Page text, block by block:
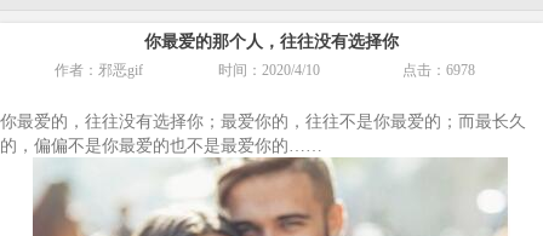
你最爱的那个人，往往没有选择你
作者：邪恶gif 时间：2020/4/10 点击：6978
你最爱的，往往没有选择你；最爱你的，往往不是你最爱的；而最长久
的，偏偏不是你最爱的也不是最爱你的……